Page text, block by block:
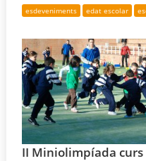
esdeveniments edat escolar
II Miniolimpíada curs